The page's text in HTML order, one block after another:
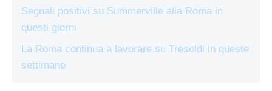
Segnali positivi su Summerville alla Roma in
questi giorni
La Roma continua a lavorare su Tresoldi in queste
settimane